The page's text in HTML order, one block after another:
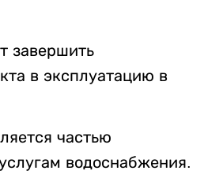
завершить
в эксплуатацию в
частью
водоснабжения.